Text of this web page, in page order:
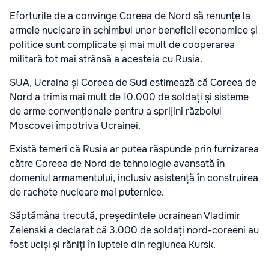
Eforturile de a convinge Coreea de Nord să renunțe la
armele nucleare în schimbul unor beneficii economice și
politice sunt complicate și mai mult de cooperarea
militară tot mai strânsă a acesteia cu Rusia.
SUA, Ucraina și Coreea de Sud estimează că Coreea de
Nord a trimis mai mult de 10.000 de soldați și sisteme
de arme convenționale pentru a sprijini războiul
Moscovei împotriva Ucrainei.
Există temeri că Rusia ar putea răspunde prin furnizarea
către Coreea de Nord de tehnologie avansată în
domeniul armamentului, inclusiv asistență în construirea
de rachete nucleare mai puternice.
Săptămâna trecută, președintele ucrainean Vladimir
Zelenski a declarat că 3.000 de soldați nord-coreeni au
fost uciși și răniți în luptele din regiunea Kursk.